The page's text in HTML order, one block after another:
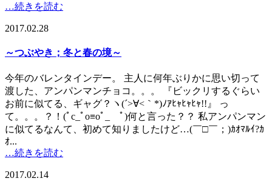
…続きを読む
2017.02.28
～つぶやき；冬と春の境～
今年のバレンタインデー。 主人に何年ぶりかに思い切って
渡した、アンパンマンチョコ。。。 『ビックリするぐらい
お前に似てる、ギャグ？ヽ(´>∀<｀*)ﾉｱﾋｬﾋｬﾋｬ!!』 っ
て。。。？！(ﾟc_ﾟo≡oﾟ_ゝﾟ)何と言った？？ 私アンパンマン
に似てるなんて、初めて知りましたけど…(￣□￣；)ｶｵﾏﾙｲ?ｶ
ｵ...
…続きを読む
2017.02.14